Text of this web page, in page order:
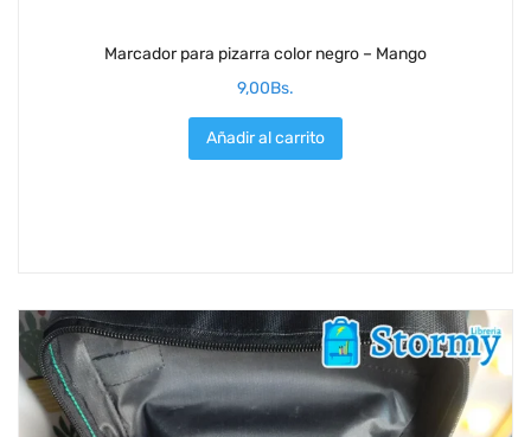
Marcador para pizarra color negro – Mango
9,00Bs.
Añadir al carrito